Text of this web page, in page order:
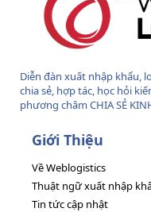
Diễn đàn xuất nhập khẩu,
chia sẻ, hợp tác, học hỏi
phương châm CHIA SẺ
Giới Thiệu
Về Weblogistics
Thuật ngữ xuất nhập
Tin tức cập nhật